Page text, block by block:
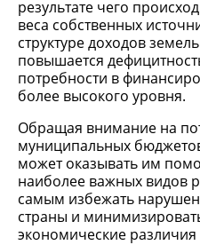
результате чего
веса собственных
структуре доходов
повышается
потребности в
более высокого уровня.
Обращая внимание на
муниципальных
может оказывать им
наиболее важных видов
самым избежать
страны и
экономические различия